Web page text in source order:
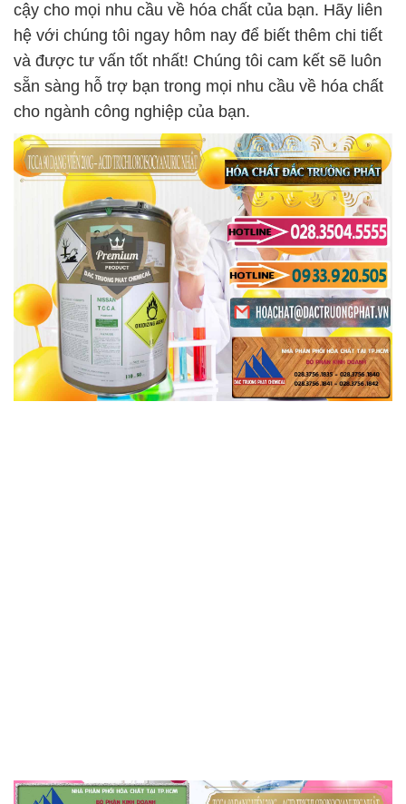
cậy cho mọi nhu cầu về hóa chất của bạn. Hãy liên
hệ với chúng tôi ngay hôm nay để biết thêm chi tiết
và được tư vấn tốt nhất! Chúng tôi cam kết sẽ luôn
sẵn sàng hỗ trợ bạn trong mọi nhu cầu về hóa chất
cho ngành công nghiệp của bạn.